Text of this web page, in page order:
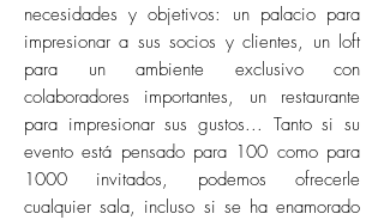
necesidades y objetivos: un palacio para
impresionar a sus socios y clientes, un loft
para un ambiente exclusivo con
colaboradores importantes, un restaurante
para impresionar sus gustos... Tanto si su
evento está pensado para 100 como para
1000 invitados, podemos ofrecerle
cualquier sala, incluso si se ha enamorado